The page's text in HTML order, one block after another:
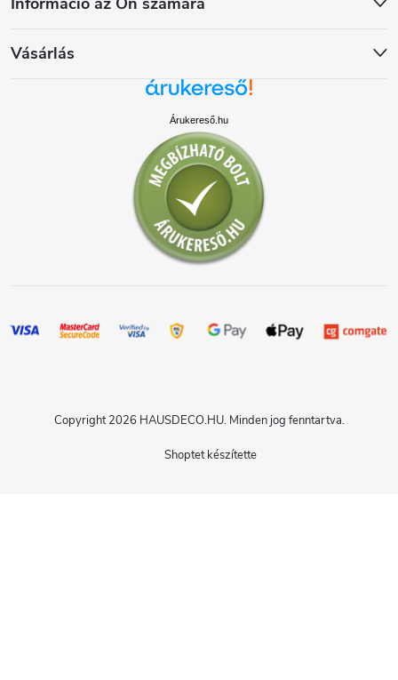
Vásárlás
Árukereső.hu
Shoptet készítette
Copyright 2026 HAUSDECO.HU. Minden jog fenntartva.